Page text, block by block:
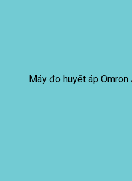
Máy đo huyết áp